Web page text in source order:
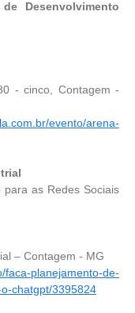
Desenvolvimento
- cinco, Contagem -
evento/arena-
para as Redes Sociais
– Contagem - MG
faca-planejamento-de-
chatgpt/3395824